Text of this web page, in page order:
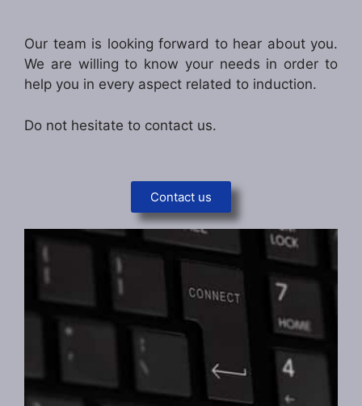
Our team is looking forward to hear about you.
We are willing to know your needs in order to
help you in every aspect related to induction.
Do not hesitate to contact us.
Contact us